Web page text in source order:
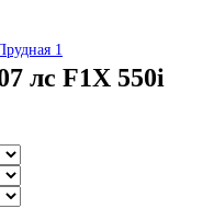
1
лс F1X 550i